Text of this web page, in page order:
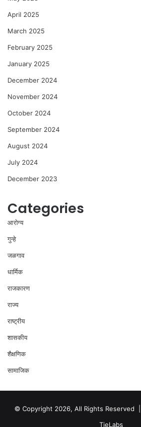
April 2025
March 2025
February 2025
January 2025
December 2024
November 2024
October 2024
September 2024
August 2024
July 2024
December 2023
Categories
आरोग्य
गुन्हे
जळगाव
धार्मिक
राजकारण
राज्य
राष्ट्रीय
शासकीय
शैक्षणिक
सामाजिक
© Copyright 2026, All Rights Reserved |
TieLabs